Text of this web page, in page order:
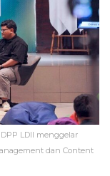
LDII menggelar
dan Content